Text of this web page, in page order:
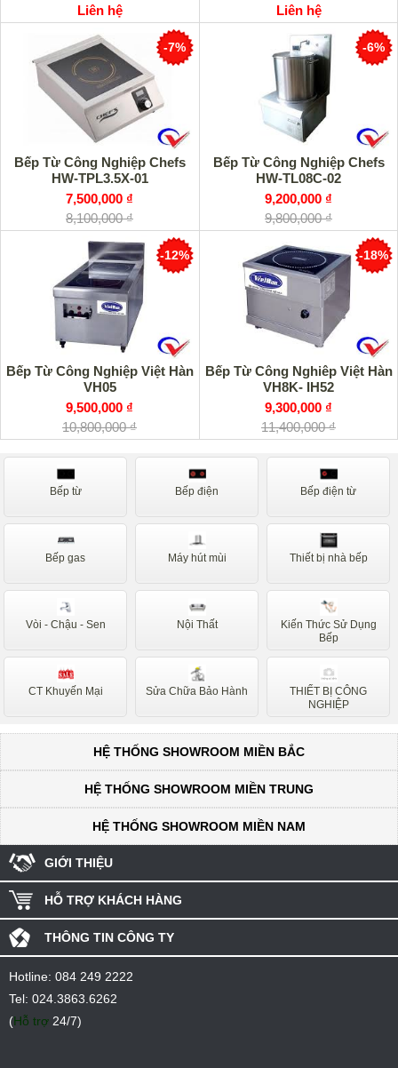
Liên hệ
Liên hệ
Bếp Từ Công Nghiệp Chefs
HW-TPL3.5X-01
7,500,000 ₫
8,100,000 ₫
-7%
Bếp Từ Công Nghiệp Chefs
HW-TL08C-02
9,200,000 ₫
9,800,000 ₫
-6%
Bếp Từ Công Nghiệp Việt Hàn
VH05
9,500,000 ₫
10,800,000 ₫
-12%
Bếp Từ Công Nghiêp Việt Hàn
VH8K- IH52
9,300,000 ₫
11,400,000 ₫
-18%
Bếp từ Bếp điện Bếp điện từ
Bếp gas Máy hút mùi Thiết bị nhà bếp
Vòi - Chậu - Sen Nội Thất
Kiến Thức Sử Dụng
Bếp
CT Khuyến Mại Sửa Chữa Bảo Hành
THIẾT BỊ CÔNG
NGHIỆP
HỆ THỐNG SHOWROOM MIỀN BẮC
HỆ THỐNG SHOWROOM MIỀN TRUNG
HỆ THỐNG SHOWROOM MIỀN NAM
GIỚI THIỆU
HỖ TRỢ KHÁCH HÀNG
THÔNG TIN CÔNG TY
Hotline: 084 249 2222
Tel: 024.3863.6262
(Hỗ trợ 24/7)